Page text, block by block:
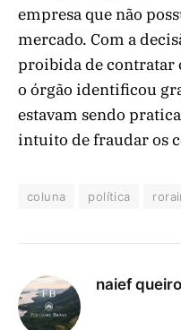
empresa que não
mercado. Com a
proibida de contratar
o órgão identificou
estavam sendo
intuito de fraudar os
coluna política
naief